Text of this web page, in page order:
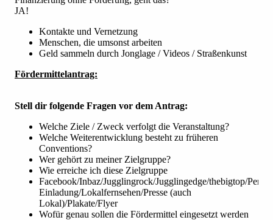
JA!
Kontakte und Vernetzung
Menschen, die umsonst arbeiten
Geld sammeln durch Jonglage / Videos / Straßenkunst
Fördermittelantrag:
Stell dir folgende Fragen vor dem Antrag:
Welche Ziele / Zweck verfolgt die Veranstaltung?
Welche Weiterentwicklung besteht zu früheren
Conventions?
Wer gehört zu meiner Zielgruppe?
Wie erreiche ich diese Zielgruppe
Facebook/Inbaz/Jugglingrock/Jugglingedge/thebigtop/
Einladung/Lokalfernsehen/Presse (auch
Lokal)/Plakate/Flyer
Wofür genau sollen die Fördermittel eingesetzt werden